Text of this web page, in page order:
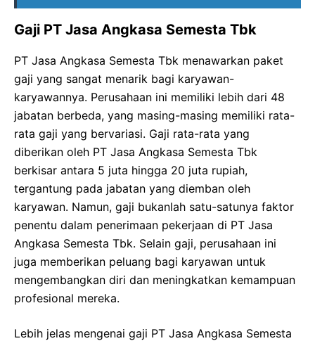
Gaji PT Jasa Angkasa Semesta Tbk
PT Jasa Angkasa Semesta Tbk menawarkan paket
gaji yang sangat menarik bagi karyawan-
karyawannya. Perusahaan ini memiliki lebih dari 48
jabatan berbeda, yang masing-masing memiliki rata-
rata gaji yang bervariasi. Gaji rata-rata yang
diberikan oleh PT Jasa Angkasa Semesta Tbk
berkisar antara 5 juta hingga 20 juta rupiah,
tergantung pada jabatan yang diemban oleh
karyawan. Namun, gaji bukanlah satu-satunya faktor
penentu dalam penerimaan pekerjaan di PT Jasa
Angkasa Semesta Tbk. Selain gaji, perusahaan ini
juga memberikan peluang bagi karyawan untuk
mengembangkan diri dan meningkatkan kemampuan
profesional mereka.
Lebih jelas mengenai gaji PT Jasa Angkasa Semesta